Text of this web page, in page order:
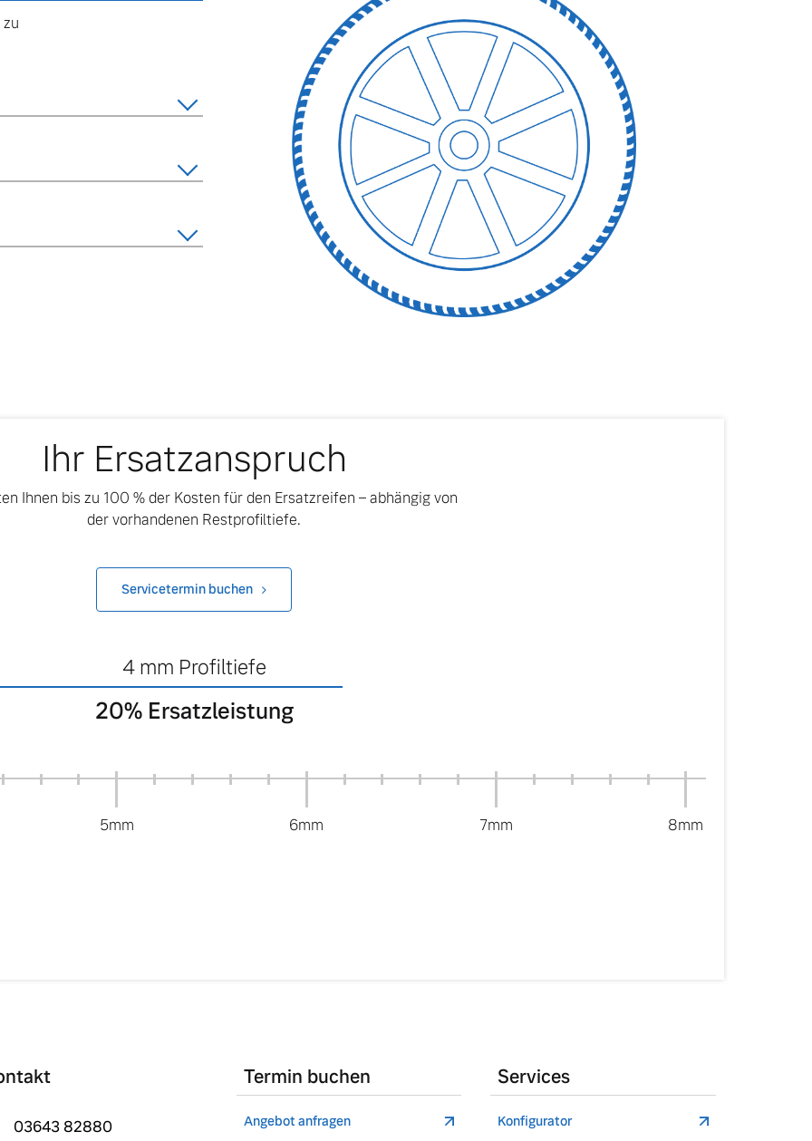
Original Volvo Winter- und Sommer Kompletträder.
Ihr Ersatzanspruch
Ihnen bis zu 100 % der Kosten für den Ersatzreifen – abhängig von
der vorhandenen Restprofiltiefe.
Servicetermin buchen
4mm Profiltiefe
20% Ersatzleistung
5mm 6mm 7mm 8mm
03643 82880
Termin buchen
Angebot anfragen
Services
Konfigurator